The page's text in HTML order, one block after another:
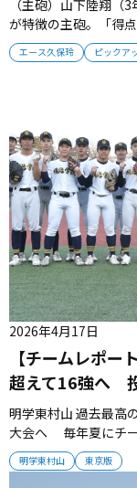
エース久保玲 ピックア
（主砲）山下陸翔（
が特徴の主砲。「得
い」 （投手陣）久保
キロの体躯から最速
明学東村山 東京版
【チームレポ
超えて16強へ
2026年4月17日
明学東村山 過去最高
大会へ 毎年夏にチ
ることで地力を高め
スト16以上を狙って